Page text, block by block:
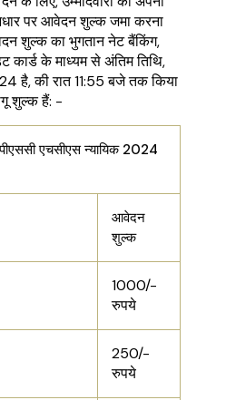
पर आवेदन शुल्क जमा करना
शुल्क का भुगतान नेट बैंकिंग,
कार्ड के माध्यम से अंतिम तिथि,
है, की रात 11:55 बजे तक किया
शुल्क हैं: -
एचसीएस न्यायिक 2024
आवेदन
शुल्क
1000/-
रुपये
250/-
रुपये